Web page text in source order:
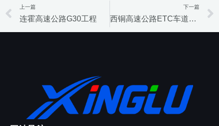
Prev
上一篇
连霍高速公路G30工程
下一篇
西铜高速公路ETC车道改造工程